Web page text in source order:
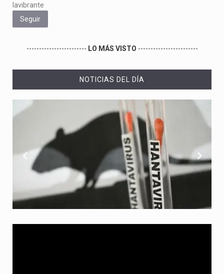
lavibrante
Seguir
------------------------ LO MÁS VISTO ------------------------
NOTICIAS DEL DÍA